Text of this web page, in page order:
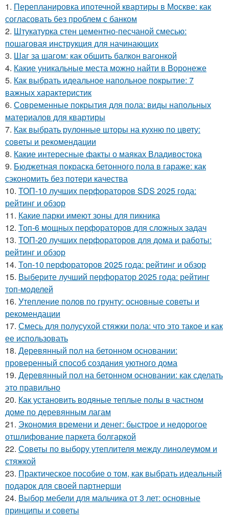
1. Перепланировка ипотечной квартиры в Москве: как
согласовать без проблем с банком
2. Штукатурка стен цементно-песчаной смесью:
пошаговая инструкция для начинающих
3. Шаг за шагом: как обшить балкон вагонкой
4. Какие уникальные места можно найти в Воронеже
5. Как выбрать идеальное напольное покрытие: 7
важных характеристик
6. Современные покрытия для пола: виды напольных
материалов для квартиры
7. Как выбрать рулонные шторы на кухню по цвету:
советы и рекомендации
8. Какие интересные факты о маяках Владивостока
9. Бюджетная покраска бетонного пола в гараже: как
сэкономить без потери качества
10. ТОП-10 лучших перфораторов SDS 2025 года:
рейтинг и обзор
11. Какие парки имеют зоны для пикника
12. Топ-6 мощных перфораторов для сложных задач
13. ТОП-20 лучших перфораторов для дома и работы:
рейтинг и обзор
14. Топ-10 перфораторов 2025 года: рейтинг и обзор
15. Выберите лучший перфоратор 2025 года: рейтинг
топ-моделей
16. Утепление полов по грунту: основные советы и
рекомендации
17. Смесь для полусухой стяжки пола: что это такое и как
ее использовать
18. Деревянный пол на бетонном основании:
проверенный способ создания уютного дома
19. Деревянный пол на бетонном основании: как сделать
это правильно
20. Как установить водяные теплые полы в частном
доме по деревянным лагам
21. Экономия времени и денег: быстрое и недорогое
отшлифование паркета болгаркой
22. Советы по выбору утеплителя между линолеумом и
стяжкой
23. Практическое пособие о том, как выбрать идеальный
подарок для своей партнерши
24. Выбор мебели для мальчика от 3 лет: основные
принципы и советы